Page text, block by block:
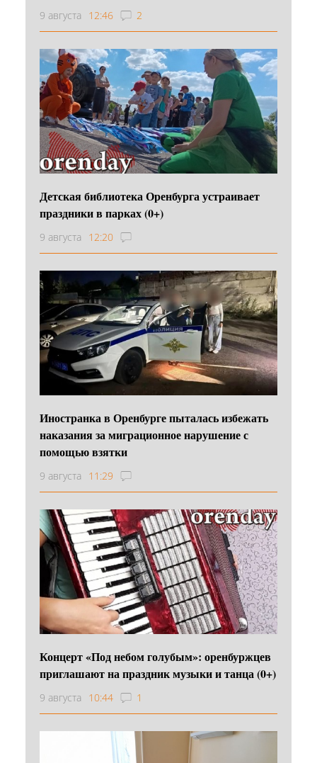
9 августа 12:46 2
Детская библиотека Оренбурга устраивает
праздники в парках (0+)
9 августа 12:20
Иностранка в Оренбурге пыталась избежать
наказания за миграционное нарушение с
помощью взятки
9 августа 11:29
Концерт «Под небом голубым»: оренбуржцев
приглашают на праздник музыки и танца (0+)
9 августа 10:44 1